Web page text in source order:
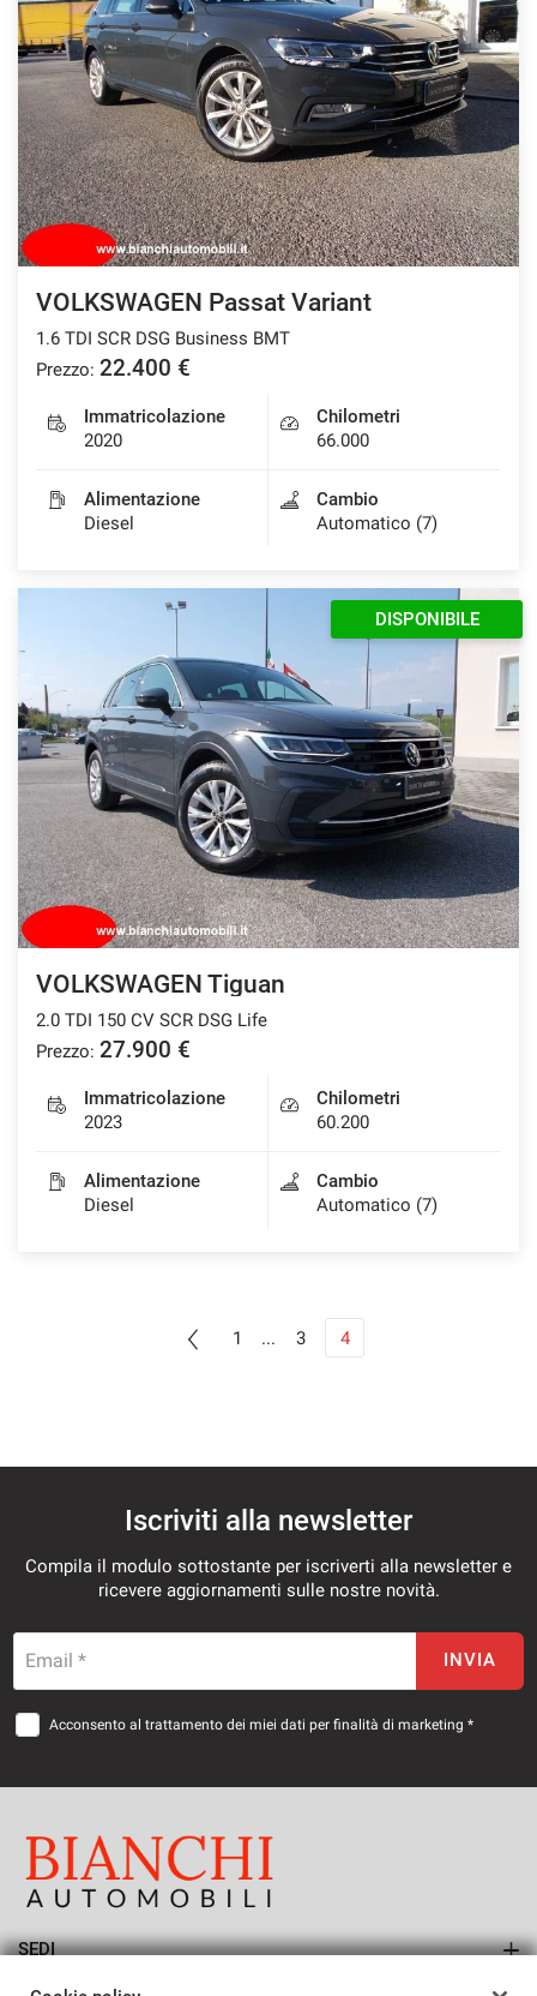
VOLKSWAGEN Passat Variant
1.6 TDI SCR DSG Business BMT
Prezzo: 22.400 €
Immatricolazione
2020
Chilometri
66.000
Alimentazione
Diesel
Cambio
Automatico (7)
DISPONIBILE
VOLKSWAGEN Tiguan
2.0 TDI 150 CV SCR DSG Life
Prezzo: 27.900 €
Immatricolazione
2023
Chilometri
60.200
Alimentazione
Diesel
Cambio
Automatico (7)
1 ... 3 4
Iscriviti alla newsletter
Compila il modulo sottostante per iscriverti alla newsletter e
ricevere aggiornamenti sulle nostre novità.
Email * INVIA
Acconsento al trattamento dei miei dati per finalità di marketing *
SEDI
Sede di San Vendemiano